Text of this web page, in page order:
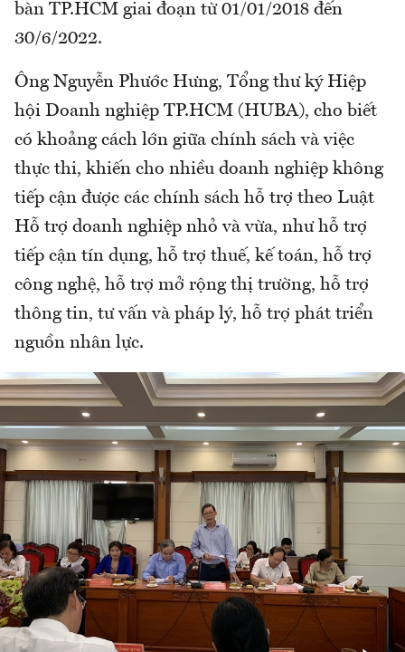
bàn TP.HCM giai đoạn từ 01/01/2018 đến
30/6/2022.
Ông Nguyễn Phước Hưng, Tổng thư ký Hiệp
hội Doanh nghiệp TP.HCM (HUBA), cho biết
có khoảng cách lớn giữa chính sách và việc
thực thi, khiến cho nhiều doanh nghiệp không
tiếp cận được các chính sách hỗ trợ theo Luật
Hỗ trợ doanh nghiệp nhỏ và vừa, như hỗ trợ
tiếp cận tín dụng, hỗ trợ thuế, kế toán, hỗ trợ
công nghệ, hỗ trợ mở rộng thị trường, hỗ trợ
thông tin, tư vấn và pháp lý, hỗ trợ phát triển
nguồn nhân lực.